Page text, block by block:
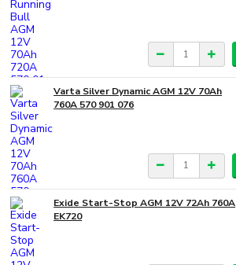
Varta Silver Dynamic AGM 12V 70Ah
760A 570 901 076
Exide Start-Stop AGM 12V 72Ah 760A
EK720